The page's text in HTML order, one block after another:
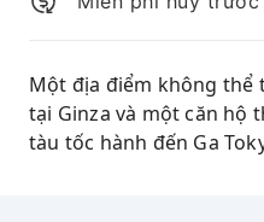
Một địa điểm không thể
tại Ginza và một căn hộ
tàu tốc hành đến Ga